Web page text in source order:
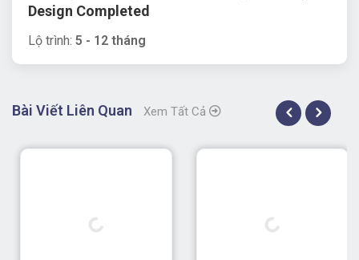
Design Completed
Lộ trình: 5 - 12 tháng
Bài Viết Liên Quan Xem Tất Cả